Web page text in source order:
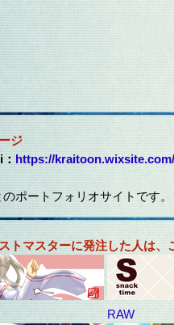
ジ
：https://
ポートフォリオサイトです。
トマスターに発注した人は、
RAW